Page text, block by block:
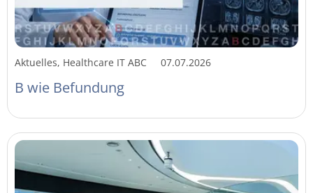
Aktuelles, Healthcare IT ABC 07.07.2026
B wie Befundung